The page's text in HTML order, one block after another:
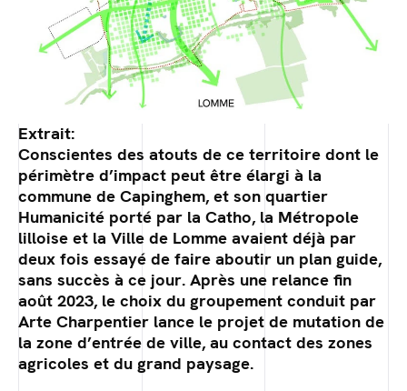
Extrait:
Conscientes des atouts de ce territoire dont le
périmètre d’impact peut être élargi à la
commune de Capinghem, et son quartier
Humanicité porté par la Catho, la Métropole
lilloise et la Ville de Lomme avaient déjà par
deux fois essayé de faire aboutir un plan guide,
sans succès à ce jour. Après une relance fin
août 2023, le choix du groupement conduit par
Arte Charpentier lance le projet de mutation de
la zone d’entrée de ville, au contact des zones
agricoles et du grand paysage.